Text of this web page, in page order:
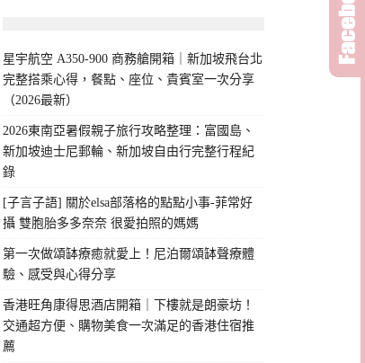
星宇航空 A350-900 商務艙開箱｜新加坡飛台北
完整搭乘心得，餐點、座位、貴賓室一次分享
（2026最新）
2026東南亞暑假親子旅行攻略整理：富國島、
新加坡迪士尼郵輪、新加坡自由行完整行程紀
錄
[子言子語] 關於elsa部落格的點點小事-菲常好
攝 雙胞胎多多奈奈 很愛拍照的媽媽
第一次做頌缽療癒就愛上！尼泊爾頌缽聲療體
驗、感受與心得分享
香港旺角康得思酒店開箱｜下樓就是朗豪坊！
交通超方便、購物美食一次滿足的香港住宿推
薦